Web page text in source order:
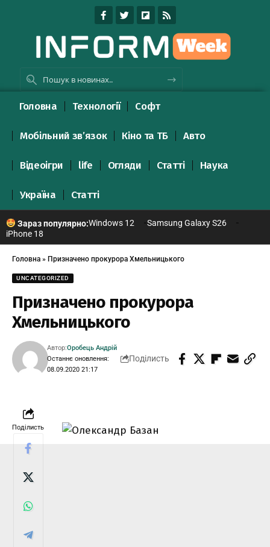
Головна Технології Софт
Мобільний зв’язок Кіно та ТБ Авто
Відеоігри life Огляди Статті Наука
Україна Статті
Зараз популярно:Windows 12
Samsung Galaxy S26
iPhone 18
Головна » Призначено прокурора Хмельницького
UNCATEGORIZED
Призначено прокурора
Хмельницького
Останнє оновлення:
08.09.2020 21:17
Автор:Оробець Андрій
Поділисть
Поділисть